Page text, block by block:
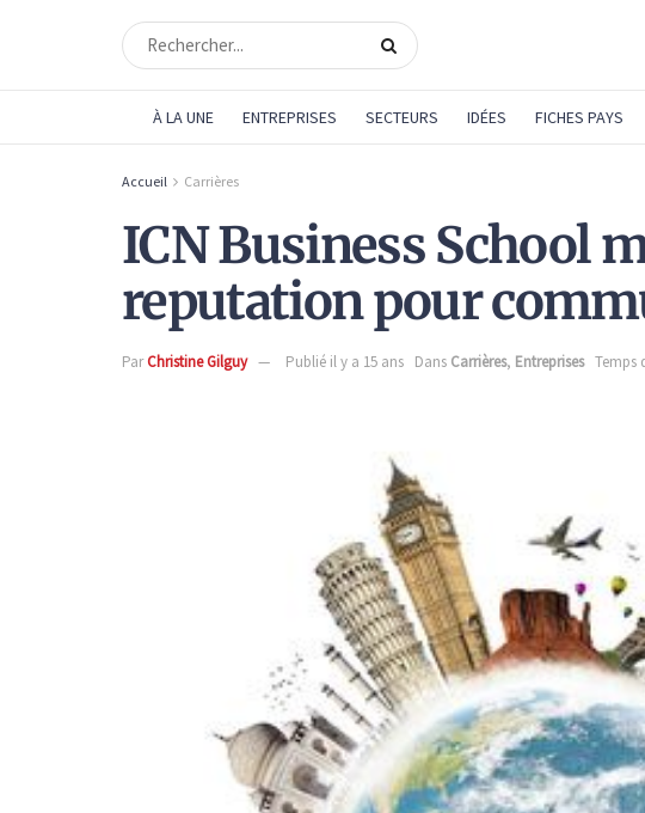
À LA UNE ENTREPRISES SECTEURS IDÉES FICHES PAYS
Accueil Carrières
ICN Business School
reputation pour
ParChristine Gilguy Publié il y a 15 ans Dans Carrières, Entreprises Temps